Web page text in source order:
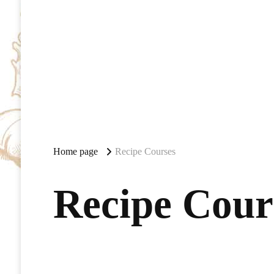
Home page Recipe Courses
Recipe